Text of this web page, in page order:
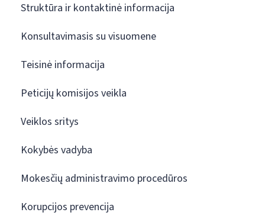
Struktūra ir kontaktinė informacija
Konsultavimasis su visuomene
Teisinė informacija
Peticijų komisijos veikla
Veiklos sritys
Kokybės vadyba
Mokesčių administravimo procedūros
Korupcijos prevencija